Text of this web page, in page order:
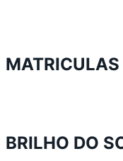
BRILHO DO